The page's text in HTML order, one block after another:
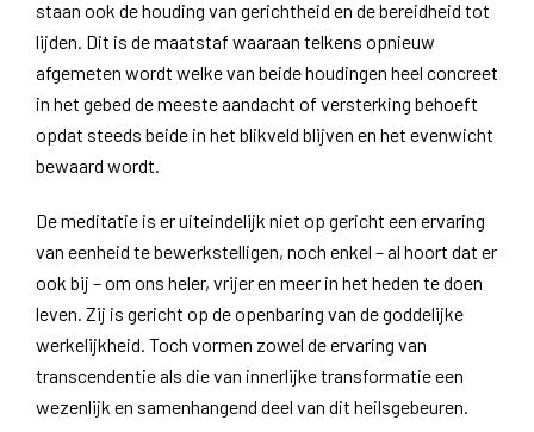
staan ook de houding van gerichtheid en de bereidheid tot
lijden. Dit is de maatstaf waaraan telkens opnieuw
afgemeten wordt welke van beide houdingen heel concreet
in het gebed de meeste aandacht of versterking behoeft
opdat steeds beide in het blikveld blijven en het evenwicht
bewaard wordt.
De meditatie is er uiteindelijk niet op gericht een ervaring
van eenheid te bewerkstelligen, noch enkel – al hoort dat er
ook bij – om ons heler, vrijer en meer in het heden te doen
leven. Zij is gericht op de openbaring van de goddelijke
werkelijkheid. Toch vormen zowel de ervaring van
transcendentie als die van innerlijke transformatie een
wezenlijk en samenhangend deel van dit heilsgebeuren.